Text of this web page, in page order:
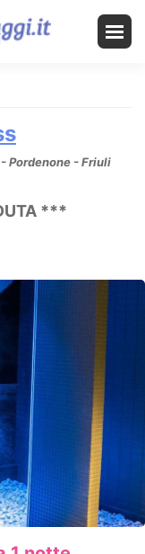
Pordenone - Friuli
***